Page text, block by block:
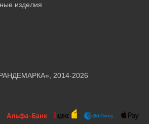
изделия
2014-2026